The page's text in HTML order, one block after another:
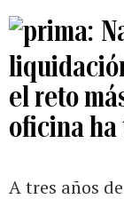
el reto
oficina ha
A tres años